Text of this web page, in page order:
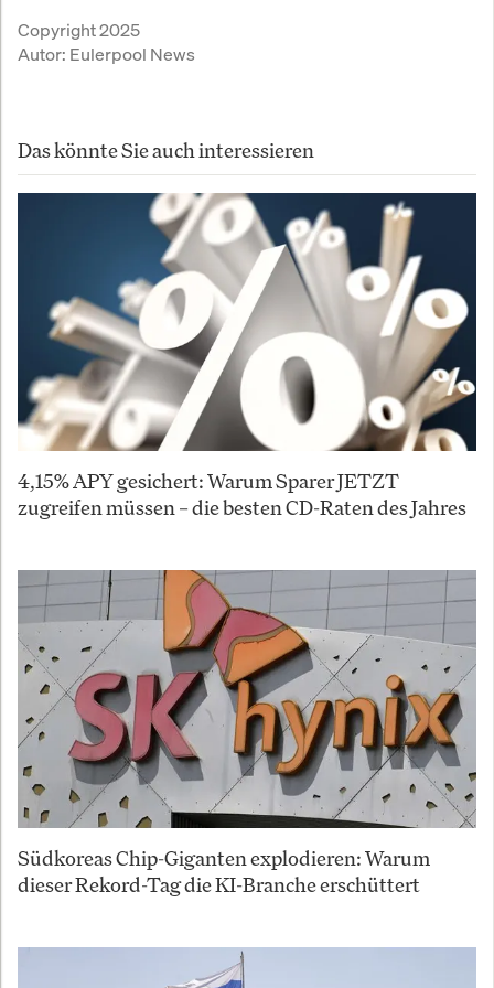
Copyright 2025
Autor: Eulerpool News
Das könnte Sie auch interessieren
4,15% APY gesichert: Warum Sparer JETZT
zugreifen müssen – die besten CD-Raten des Jahres
Südkoreas Chip-Giganten explodieren: Warum
dieser Rekord-Tag die KI-Branche erschüttert